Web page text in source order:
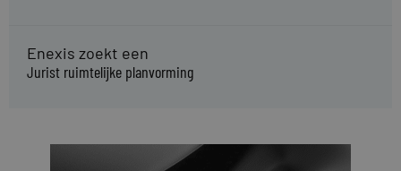
Enexis zoekt een
Jurist ruimtelijke planvorming